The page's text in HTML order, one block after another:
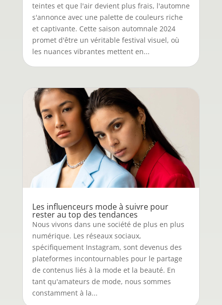
teintes et que l'air devient plus frais, l'automne
s'annonce avec une palette de couleurs riche
et captivante. Cette saison automnale 2024
promet d'être un véritable festival visuel, où
les nuances vibrantes mettent en...
Les influenceurs mode à suivre pour
rester au top des tendances
Nous vivons dans une société de plus en plus
numérique. Les réseaux sociaux,
spécifiquement Instagram, sont devenus des
plateformes incontournables pour le partage
de contenus liés à la mode et la beauté. En
tant qu'amateurs de mode, nous sommes
constamment à la...